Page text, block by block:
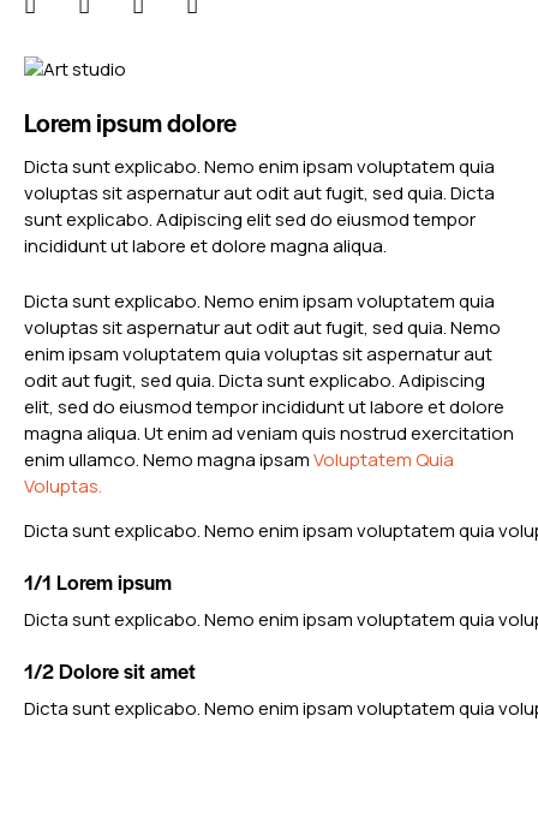
Lorem ipsum dolore
Dicta sunt explicabo. Nemo enim ipsam voluptatem quia
voluptas sit aspernatur aut odit aut fugit, sed quia. Dicta
sunt explicabo. Adipiscing elit sed do eiusmod tempor
incididunt ut labore et dolore magna aliqua.
Dicta sunt explicabo. Nemo enim ipsam voluptatem quia
voluptas sit aspernatur aut odit aut fugit, sed quia. Nemo
enim ipsam voluptatem quia voluptas sit aspernatur aut
odit aut fugit, sed quia. Dicta sunt explicabo. Adipiscing
elit, sed do eiusmod tempor incididunt ut labore et dolore
magna aliqua. Ut enim ad veniam quis nostrud exercitation
enim ullamco. Nemo magna ipsamVoluptatem Quia
Voluptas.
Dicta sunt explicabo. Nemo enim ipsam voluptatem quia
1/1 Lorem ipsum
Dicta sunt explicabo. Nemo enim ipsam voluptatem quia
1/2 Dolore sit amet
Dicta sunt explicabo. Nemo enim ipsam voluptatem quia